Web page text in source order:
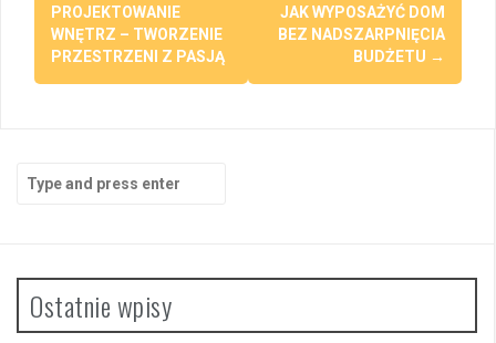
navigation
PROJEKTOWANIE
WNĘTRZ – TWORZENIE
PRZESTRZENI Z PASJĄ
JAK WYPOSAŻYĆ DOM
BEZ NADSZARPNIĘCIA
BUDŻETU →
for:
Ostatnie wpisy